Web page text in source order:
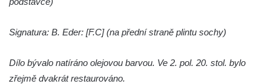
Socha Housenka v ZOO Hluboká
Socha Rosomák v ZOO Hluboká
Socha Beruška v ZOO Hluboká
Socha Vážka v ZOO Hluboká
Signatura: B. Eder: [F.C] (na přední straně plintu sochy)
Dílo bývalo natíráno olejovou barvou. Ve 2. pol. 20. stol. bylo
zřejmě dvakrát restaurováno.